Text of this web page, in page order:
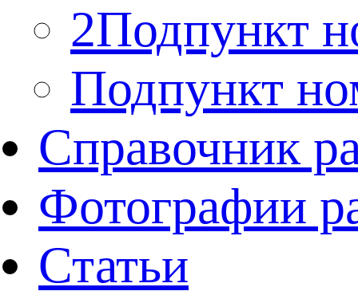
2Подпункт
Подпункт
Справочник
Фотографии
Статьи